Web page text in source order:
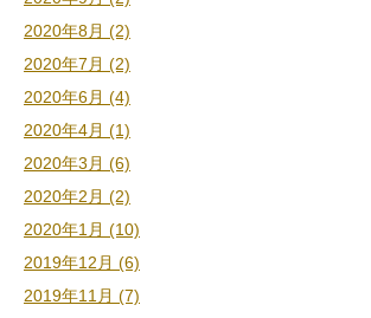
2020年8月 (2)
2020年7月 (2)
2020年6月 (4)
2020年4月 (1)
2020年3月 (6)
2020年2月 (2)
2020年1月 (10)
2019年12月 (6)
2019年11月 (7)